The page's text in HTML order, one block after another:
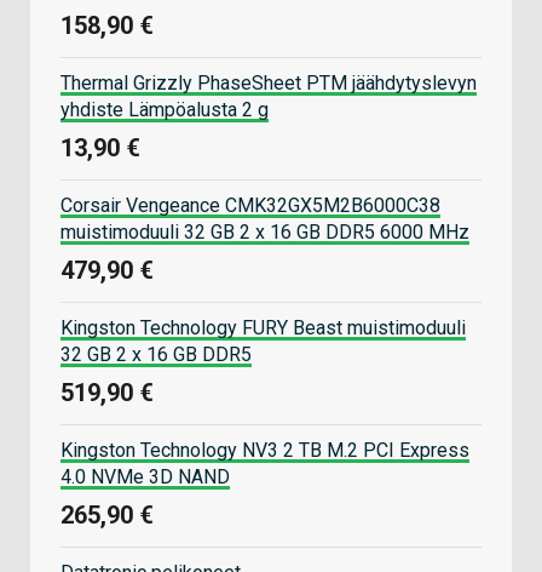
158,90 €
Thermal Grizzly PhaseSheet PTM jäähdytyslevyn
yhdiste Lämpöalusta 2 g
13,90 €
Corsair Vengeance CMK32GX5M2B6000C38
muistimoduuli 32 GB 2 x 16 GB DDR5 6000 MHz
479,90 €
Kingston Technology FURY Beast muistimoduuli
32 GB 2 x 16 GB DDR5
519,90 €
Kingston Technology NV3 2 TB M.2 PCI Express
4.0 NVMe 3D NAND
265,90 €